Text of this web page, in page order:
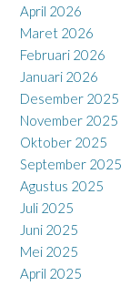
April 2026
Maret 2026
Februari 2026
Januari 2026
Desember 2025
November 2025
Oktober 2025
September 2025
Agustus 2025
Juli 2025
Juni 2025
Mei 2025
April 2025